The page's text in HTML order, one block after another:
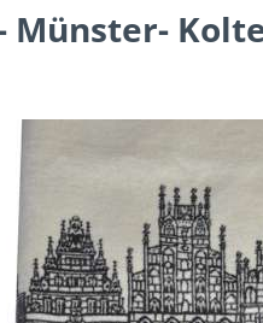
Münster-